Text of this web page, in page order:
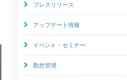
プレスリリース
アップデート情報
イベント・セミナー
勤怠管理